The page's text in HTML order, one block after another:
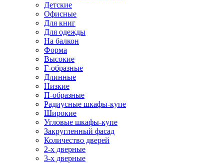
Детские
Офисные
Для книг
Для одежды
На балкон
Форма
Высокие
Г-образные
Длинные
Низкие
П-образные
Радиусные шкафы-купе
Широкие
Угловые шкафы-купе
Закругленный фасад
Количество дверей
2-х дверные
3-х дверные